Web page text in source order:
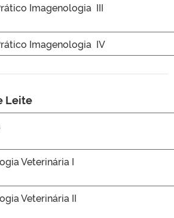
Imagenologia III
Imagenologia IV
Leite
Veterinária I
Veterinária II